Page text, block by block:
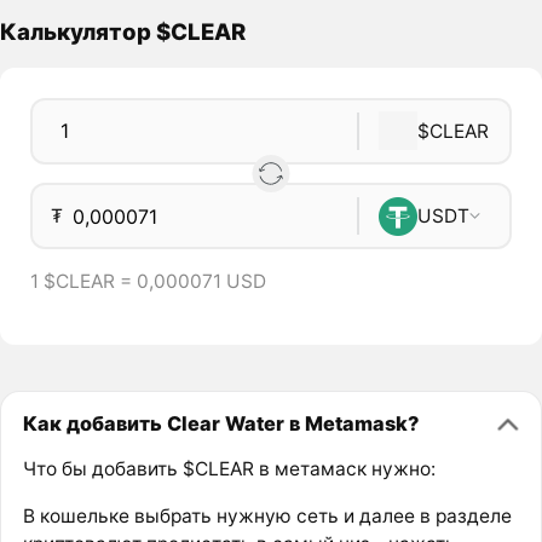
Калькулятор $CLEAR
$CLEAR
₮ USDT
1 $CLEAR = 0,000071 USD
Как добавить Clear Water в Metamask?
Что бы добавить $CLEAR в метамаск нужно:
В кошельке выбрать нужную сеть и далее в разделе